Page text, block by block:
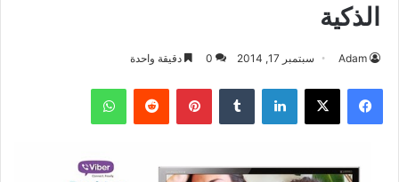
الذكية
Adam سبتمبر 17, 2014 0 دقيقة واحدة
فيسبوك ‫X لينكدإن بينتيريست واتساب